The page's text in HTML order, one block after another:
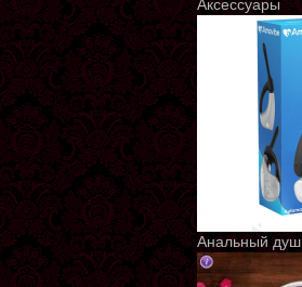
Аксессуары
Анальный душ